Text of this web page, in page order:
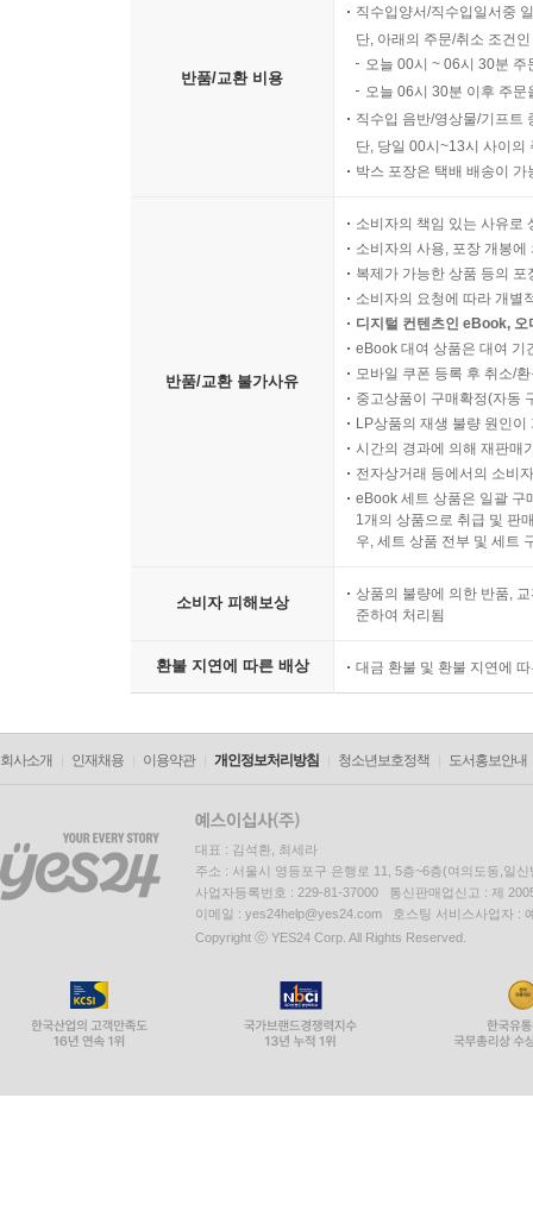
반품/교환 비용
직수입양서/직수입일서중
단, 아래의 주문/취소 조건
오늘 00시 ~ 06시 30분
오늘 06시 30분 이후 주
직수입 음반/영상물/기프트
단, 당일 00시~13시 사이의
박스 포장은 택배 배송이
반품/교환 불가사유
소비자의 책임 있는 사유로
소비자의 사용, 포장 개봉
복제가 가능한 상품 등의
소비자의 요청에 따라 개별
디지털 컨텐츠인 eBook,
eBook 대여 상품은 대여 기
모바일 쿠폰 등록 후 취소/
중고상품이 구매확정(자동
LP상품의 재생 불량 원인
시간의 경과에 의해 재판매
전자상거래 등에서의 소비
eBook 세트 상품은 일괄 구
1개의 상품으로 취급 및 판
우, 세트 상품 전부 및 세트
소비자 피해보상
상품의 불량에 의한 반품,
준하여 처리됨
환불 지연에 따른 배상 대금 환불 및 환불 지연에
회사소개 인재채용 이용약관 개인정보처리방침 청소년보호정책 도서홍보안내
대표 : 김석환, 최세라
주소 : 서울시 영등포구 은행로 11, 5층~6층(여의도동,일신
사업자등록번호 : 229-81-37000 통신판매업신고 : 제
이메일 : yes24help@yes24.com 호스팅 서비스사업자 :
Copyright ⓒ YES24 Corp. All Rights Reserved.